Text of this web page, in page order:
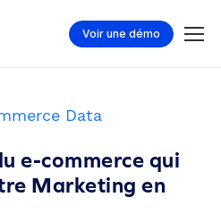
Voir une démo
Data
e-commerce qui
Marketing en